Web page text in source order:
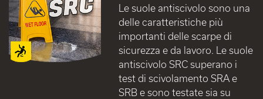
Le suole antiscivolo sono una
delle caratteristiche più
importanti delle scarpe di
sicurezza e da lavoro. Le suole
antiscivolo SRC superano i
test di scivolamento SRA e
SRB e sono testate sia su